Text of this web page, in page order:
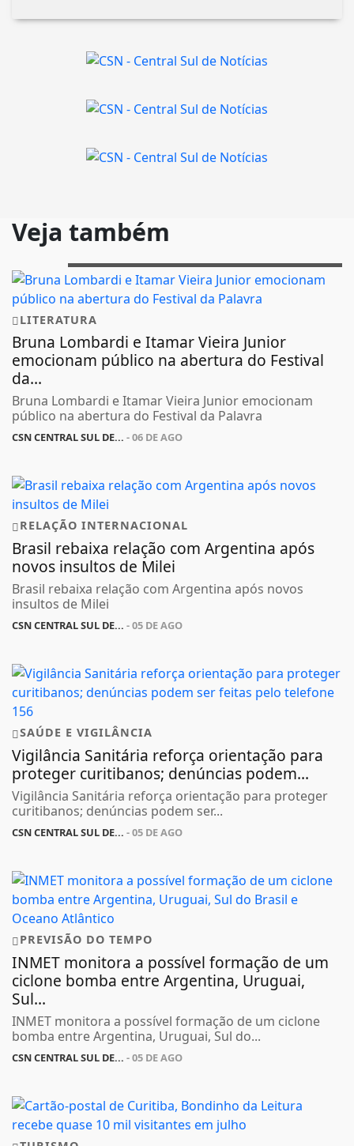
Veja também
LITERATURA
Bruna Lombardi e Itamar Vieira Junior
emocionam público na abertura do Festival
da...
Bruna Lombardi e Itamar Vieira Junior emocionam
público na abertura do Festival da Palavra
CSN CENTRAL SUL DE... - 06 DE AGO
RELAÇÃO INTERNACIONAL
Brasil rebaixa relação com Argentina após
novos insultos de Milei
Brasil rebaixa relação com Argentina após novos
insultos de Milei
CSN CENTRAL SUL DE... - 05 DE AGO
SAÚDE E VIGILÂNCIA
Vigilância Sanitária reforça orientação para
proteger curitibanos; denúncias podem...
Vigilância Sanitária reforça orientação para proteger
curitibanos; denúncias podem ser...
CSN CENTRAL SUL DE... - 05 DE AGO
PREVISÃO DO TEMPO
INMET monitora a possível formação de um
ciclone bomba entre Argentina, Uruguai,
Sul...
INMET monitora a possível formação de um ciclone
bomba entre Argentina, Uruguai, Sul do...
CSN CENTRAL SUL DE... - 05 DE AGO